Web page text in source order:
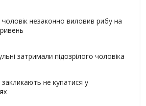
незаконно виловив рибу на
затримали підозрілого чоловіка
не купатися у